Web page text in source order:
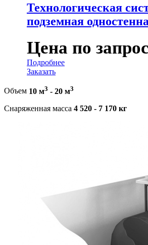
Технологическая
подземная
Цена по
Подробнее
Заказать
Объем 10 м3 - 20 м3
Снаряженная масса 4 520 - 7 170 кг